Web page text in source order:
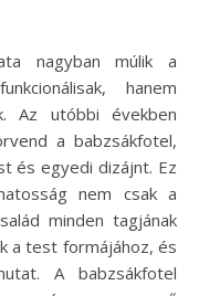
hanem
Az utóbbi években
a babzsákfotel,
és egyedi dizájnt. Ez
nem csak a
minden tagjának
a test formájához, és
A babzsákfotel